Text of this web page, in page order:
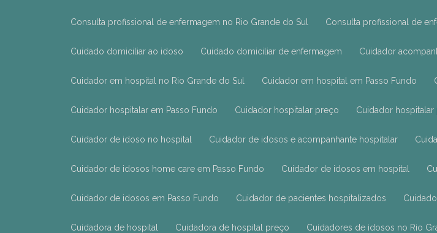
Consulta profissional de enfermagem no Rio Grande do Sul Consulta profissional de
Cuidado domiciliar ao idoso Cuidado domiciliar de enfermagem Cuidador
Cuidador em hospital no Rio Grande do Sul Cuidador em hospital em Passo Fundo
Cuidador hospitalar em Passo Fundo Cuidador hospitalar preço Cuidador
Cuidador de idoso no hospital Cuidador de idosos e acompanhante hospitalar
Cuidador de idosos home care em Passo Fundo Cuidador de idosos em hospital
Cuidador de idosos em Passo Fundo Cuidador de pacientes hospitalizados
Cuidadora de hospital Cuidadora de hospital preço Cuidadores de idosos no Rio